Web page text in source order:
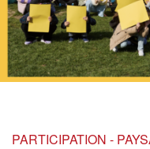
PARTICIPATION -